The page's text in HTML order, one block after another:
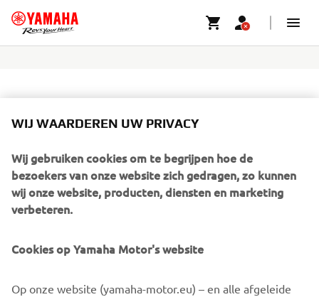
U heeft nog niets aan uw winkelwagen toegevoegd
SHOP CLOTHING & MERCHANDISE
WIJ WAARDEREN UW PRIVACY
Wij gebruiken cookies om te begrijpen hoe de
bezoekers van onze website zich gedragen, zo kunnen
wij onze website, producten, diensten en marketing
verbeteren.
Cookies op Yamaha Motor's website
Op onze website (yamaha-motor.eu) – en alle afgeleide